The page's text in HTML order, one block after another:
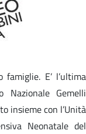
E’ l’ultima
Gemelli
insieme con l’Unità
Neonatale del